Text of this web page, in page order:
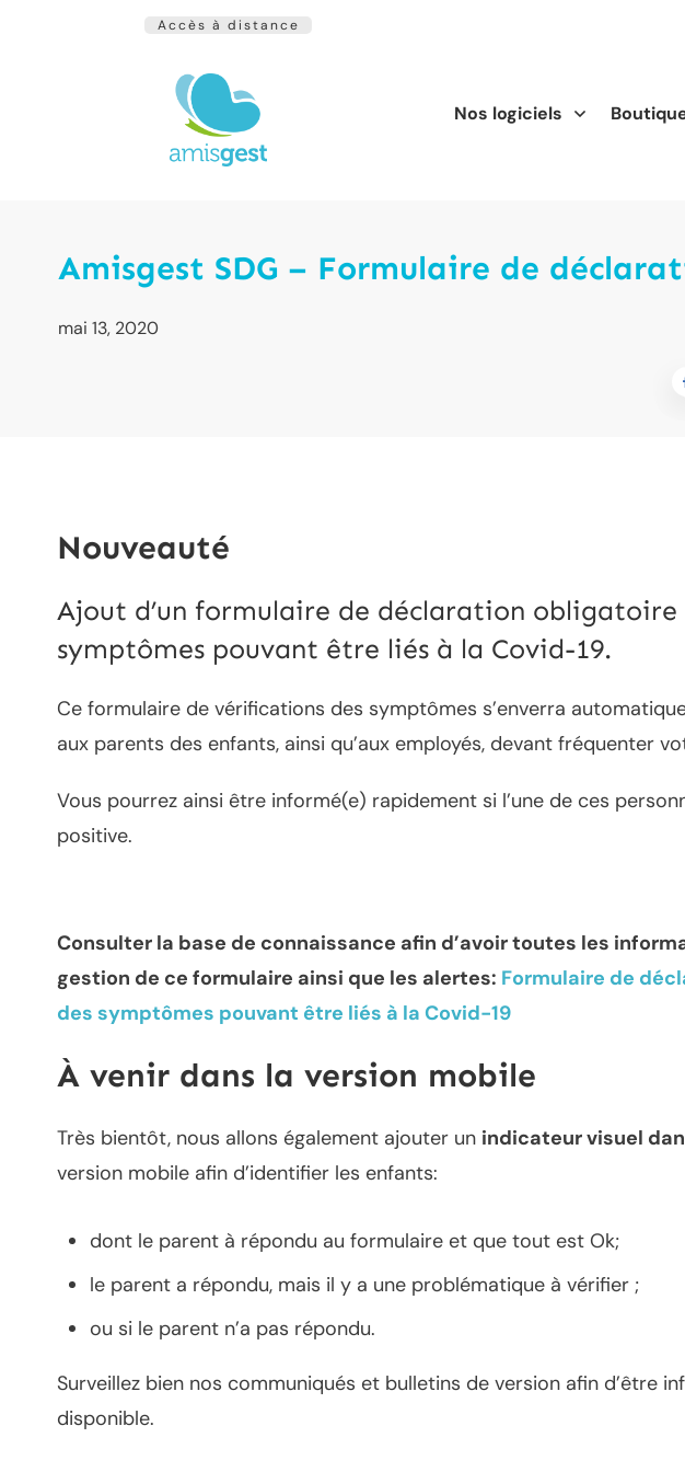
Accès à distance
Nos logiciels
Amisgest SDG – Formulaire de
mai 13, 2020
Nouveauté
Ajout d’un formulaire de déclaration
symptômes pouvant être liés à la Covid-19.
Ce formulaire de vérifications des symptômes s’enverra
aux parents des enfants, ainsi qu’aux employés, devant fréquenter
Vous pourrez ainsi être informé(e) rapidement si l’une de ces
positive.
Consulter la base de connaissance afin d’avoir toutes les
gestion de ce formulaire ainsi que les alertes: Formulaire de
des symptômes pouvant être liés à la Covid-19
À venir dans la version mobile
Très bientôt, nous allons également ajouter un indicateur visuel
version mobile afin d’identifier les enfants:
dont le parent à répondu au formulaire et que tout est Ok;
le parent a répondu, mais il y a une problématique à vérifier ;
ou si le parent n’a pas répondu.
Surveillez bien nos communiqués et bulletins de version afin d’être
disponible.